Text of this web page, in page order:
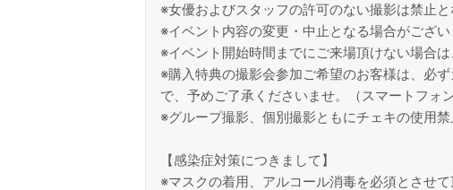
※女優およびスタッフの許可のない撮影は禁止と
※イベント内容の変更・中止となる場合がござ
※イベント開始時間までにご来場頂けない場合
※購入特典の撮影会参加ご希望のお客様は、必
で、予めご了承くださいませ。（スマートフォ
※グループ撮影、個別撮影ともにチェキの使用
【感染症対策につきまして】
※マスクの着用、アルコール消毒を必須とさせて